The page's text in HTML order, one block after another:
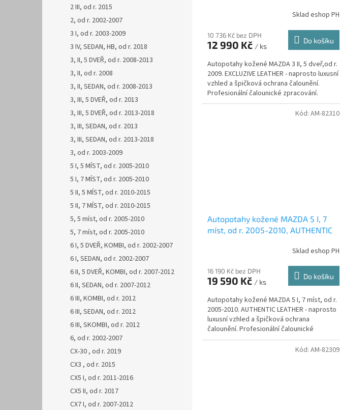
2 III, od r. 2015
2, od r. 2002-2007
3 I, od r. 2003-2009
3 IV, SEDAN, HB, od r. 2018
3, II, 5 DVEŘ, od r. 2008-2013
3, II, od r. 2008
3, II, SEDAN, od r. 2008-2013
3, III, 5 DVEŘ, od r. 2013
3, III, 5 DVEŘ, od r. 2013-2018
3, III, SEDAN, od r. 2013
3, III, SEDAN, od r. 2013-2018
3, od r. 2003-2009
5 I, 5 MÍST, od r. 2005-2010
5 I, 7 MÍST, od r. 2005-2010
5 II, 5 MÍST, od r. 2010-2015
5 II, 7 MÍST, od r. 2010-2015
5, 5 míst, od r. 2005-2010
5, 7 míst, od r. 2005-2010
6 I, 5 DVEŘ, KOMBI, od r. 2002-2007
6 I, SEDAN, od r. 2002-2007
6 II, 5 DVEŘ, KOMBI, od r. 2007-2012
6 II, SEDAN, od r. 2007-2012
6 III, KOMBI, od r. 2012
6 III, SEDAN, od r. 2012
6 III, SKOMBI, od r. 2012
6, od r. 2002-2007
CX-30 , od r. 2019
CX3 , od r. 2015
CX5 I, od r. 2011-2016
CX5 II, od r. 2017
CX7 I, od r. 2007-2012
Sklad eshop PH
10 736 Kč bez DPH
12 990 Kč / ks
Do košíku
Autopotahy kožené MAZDA 3 II, 5 dveř,od r.
2009. EXCLUZIVE LEATHER - naprosto luxusní
vzhled a špičková ochrana čalounění.
Profesionální čalounické zpracování.
Automobilová...
Autopotahy kožené MAZDA 5 I, 7
míst, od r. 2005-2010, AUTHENTIC
Sklad eshop PH
16 190 Kč bez DPH
19 590 Kč / ks
Do košíku
Autopotahy kožené MAZDA 5 I, 7 míst, od r.
2005-2010. AUTHENTIC LEATHER - naprosto
luxusní vzhled a špičková ochrana
čalounění. Profesionální čalounické
zpracování....
Kód: AM-82310
Kód: AM-82309